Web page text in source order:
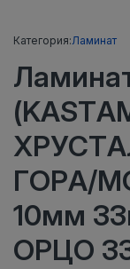
Категория:Ламинат
ГОРА/
10мм
ОРЦО